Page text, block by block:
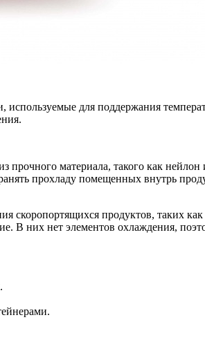
для поддержания
материала, такого как
прохладу помещенных внутрь
скоропортящихся продуктов, таких
В них нет элементов охлаждения,